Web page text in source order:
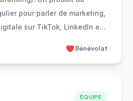
pour parler de marketing,
sur TikTok, LinkedIn e...
Bénévolat
ÉQUIPE